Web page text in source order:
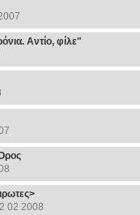
Αντίο, φίλε"
02 2008